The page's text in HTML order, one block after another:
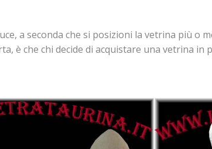
a seconda che si posizioni la vetrina più o
è che chi decide di acquistare una vetrina in